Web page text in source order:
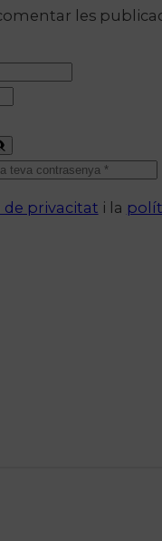
les
privacitat i la